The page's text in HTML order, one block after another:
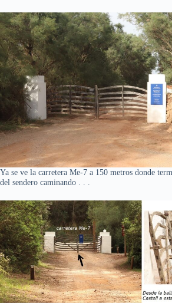
Ya se ve la carretera Me-7 a 150 metros donde
del sendero caminando . . .